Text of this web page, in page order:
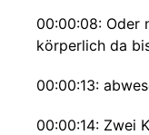
00:00:08: Oder
körperlich da
00:00:13:
00:00:14: Zwei